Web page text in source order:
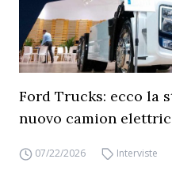
Ford Trucks: ecco la
nuovo camion
07/22/2026 Interviste